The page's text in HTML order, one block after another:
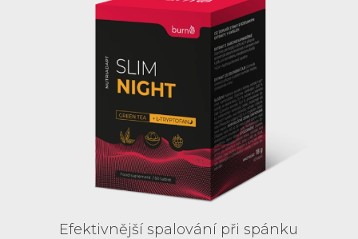
Efektivnější spalování při spánku